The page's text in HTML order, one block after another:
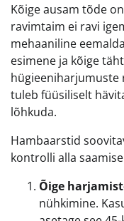
Kõige ausam tõde
ravimtaim ei ravi
mehaaniline
esimene ja kõige
hügieeniharjumuste
tuleb füüsiliselt
lõhkuda.
Hambaarstid
kontrolli alla
Õige
nühkimine.